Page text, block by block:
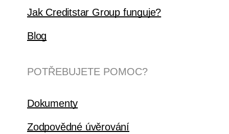
Jak Creditstar Group funguje?
Blog
POTŘEBUJETE POMOC?
Dokumenty
Zodpovědné úvěrování